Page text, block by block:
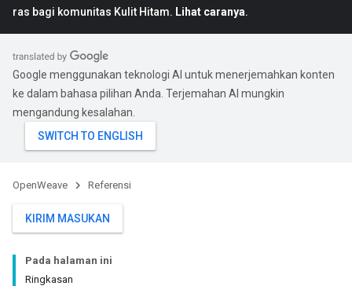
ras bagi komunitas Kulit Hitam. Lihat caranya.
Google menggunakan teknologi AI untuk menerjemahkan konten
ke dalam bahasa pilihan Anda. Terjemahan AI mungkin
mengandung kesalahan.
OpenWeave Referensi
KIRIM MASUKAN
Pada halaman ini
Ringkasan